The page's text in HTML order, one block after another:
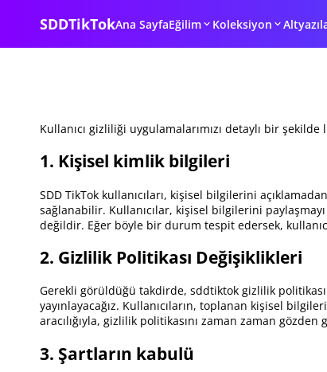
SDDTikTokAna SayfaEğilim Koleksiyon
Kullanıcı gizliliği uygulamalarımızı detaylı bir
1. Kişisel kimlik bilgileri
SDD TikTok kullanıcıları, kişisel bilgilerini
sağlanabilir. Kullanıcılar, kişisel bilgilerini
değildir. Eğer böyle bir durum tespit edersek,
2. Gizlilik Politikası Değişiklikleri
Gerekli görüldüğü takdirde, sddtiktok gizlilik
yayınlayacağız. Kullanıcıların, toplanan kişisel
aracılığıyla, gizlilik politikasını zaman zaman
3. Şartların kabulü